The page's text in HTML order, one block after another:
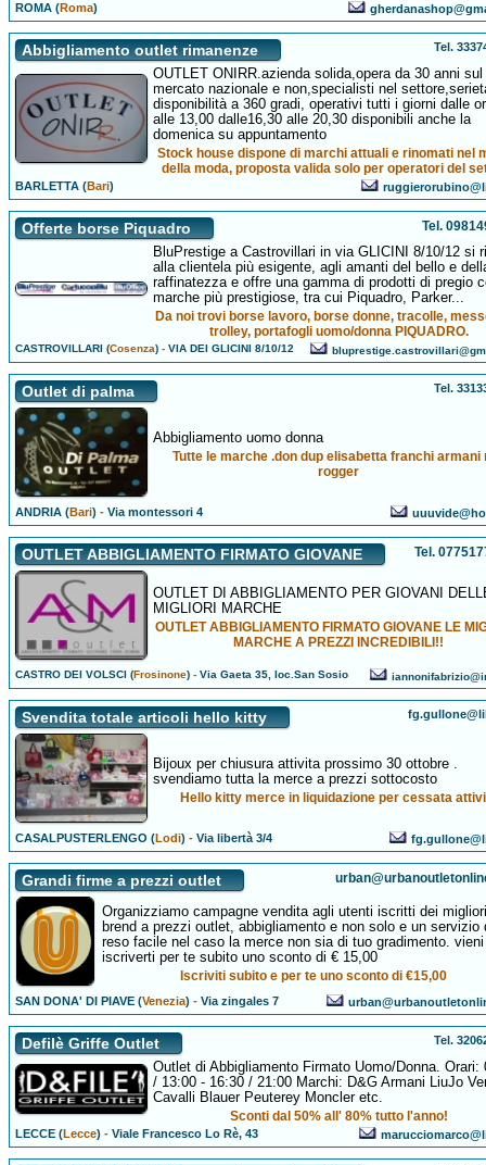
ROMA (Roma)
Abbigliamento outlet rimanenze Tel.
OUTLET ONIRR.azienda solida,opera da 30 anni sul
mercato nazionale e non,specialisti nel
disponibilità a 360 gradi, operativi tutti i giorni dalle
alle 13,00 dalle16,30 alle 20,30 disponibili anche la
domenica su appuntamento
Stock house dispone di marchi attuali e rinomati nel
della moda, proposta valida solo per operatori del
BARLETTA (Bari)
Offerte borse Piquadro Tel.
BluPrestige a Castrovillari in via GLICINI 8/10/12 si
alla clientela più esigente, agli amanti del bello e
raffinatezza e offre una gamma di prodotti di pregio
marche più prestigiose, tra cui Piquadro, Parker...
Da noi trovi borse lavoro, borse donne, tracolle,
trolley, portafogli uomo/donna PIQUADRO.
CASTROVILLARI (Cosenza) -VIA DEI GLICINI 8/10/12
Outlet di palma Tel.
Abbigliamento uomo donna
Tutte le marche .don dup elisabetta franchi armani
rogger
ANDRIA (Bari) -Via montessori 4
OUTLET ABBIGLIAMENTO FIRMATO GIOVANE Tel.
OUTLET DI ABBIGLIAMENTO PER GIOVANI
MIGLIORI MARCHE
OUTLET ABBIGLIAMENTO FIRMATO GIOVANE LE
MARCHE A PREZZI INCREDIBILI!!
CASTRO DEI VOLSCI (Frosinone) -Via Gaeta 35, loc.San Sosio
Svendita totale articoli hello kitty
Bijoux per chiusura attivita prossimo 30 ottobre .
svendiamo tutta la merce a prezzi sottocosto
Hello kitty merce in liquidazione per cessata
CASALPUSTERLENGO (Lodi) -Via libertà 3/4
Grandi firme a prezzi outlet
Organizziamo campagne vendita agli utenti iscritti dei migliori
brend a prezzi outlet, abbigliamento e non solo e un servizio
reso facile nel caso la merce non sia di tuo gradimento.
iscriverti per te subito uno sconto di € 15,00
Iscriviti subito e per te uno sconto di €15,00
SAN DONA' DI PIAVE (Venezia) -Via zingales 7
Defilè Griffe Outlet Tel.
Outlet di Abbigliamento Firmato Uomo/Donna. Orari:
/ 13:00 - 16:30 / 21:00 Marchi: D&G Armani LiuJo
Cavalli Blauer Peuterey Moncler etc.
Sconti dal 50% all' 80% tutto l'anno!
LECCE (Lecce) -Viale Francesco Lo Rè, 43